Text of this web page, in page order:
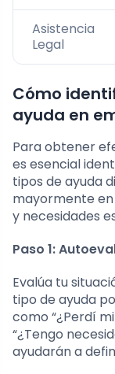
Asistencia
Legal
Cómo
ayuda en
Para obtener
es esencial
tipos de ayuda
mayormente
y necesidades
Paso 1:
Evalúa tu
tipo de ayuda
como “¿Perdí
“¿Tengo
ayudarán a